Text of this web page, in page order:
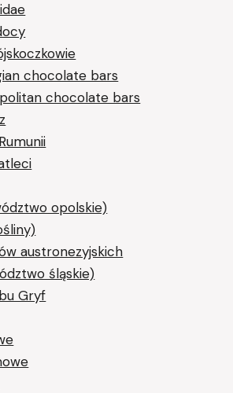
chocolate bars
chocolate bars
opolskie)
austronezyjskich
śląskie)
Gryf